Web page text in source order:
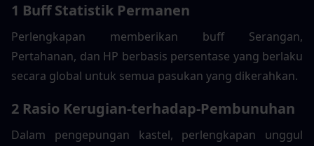
1 Buff Statistik Permanen
Perlengkapan memberikan buff Serangan,
Pertahanan, dan HP berbasis persentase yang berlaku
secara global untuk semua pasukan yang dikerahkan.
2 Rasio Kerugian-terhadap-Pembunuhan
Dalam pengepungan kastel, perlengkapan unggul